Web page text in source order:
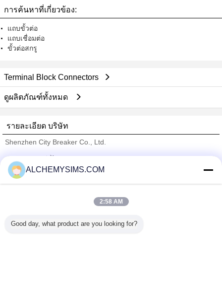
การค้นหาที่เกี่ยวข้อง:
แถบขั้วต่อ
แถบเชื่อมต่อ
ขั้วต่อสกรู
Terminal Block Connectors
ดูผลิตภัณฑ์ทั้งหมด
รายละเอียด บริษัท
Shenzhen City Breaker Co., Ltd.
Trust Seal
Verified Suplier
ผลิตภัณฑ์ทั้งหมด
ALCHEMYSIMS.COM
2:58 AM
Good day, what product are you looking for?